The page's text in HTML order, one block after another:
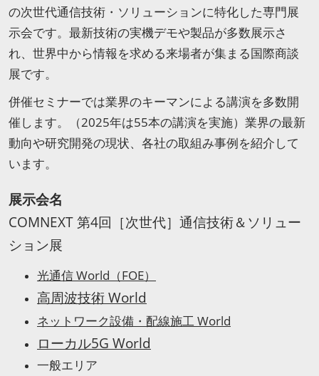
の次世代通信技術・ソリューションに特化した専門展
示会です。最新技術の実機デモや製品が多数展示さ
れ、世界中から情報を求める来場者が集まる国際商談
展です。
併催セミナーでは業界のキーマンによる講演を多数開
催します。（2025年は55本の講演を実施）業界の最新
動向や研究開発の現状、各社の取組み事例を紹介して
います。
展示会名
COMNEXT 第4回［次世代］通信技術＆ソリュー
ション展
光通信 World（FOE）
高周波技術 World
ネットワーク設備・配線施工 World
ローカル5G World
一般エリア